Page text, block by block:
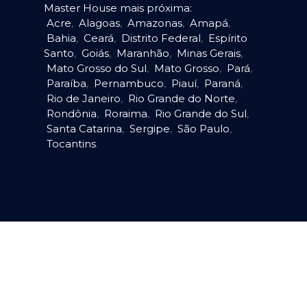
Master House mais próxima:
Acre, Alagoas, Amazonas, Amapá,
Bahia, Ceará, Distrito Federal, Espírito
Santo, Goiás, Maranhão, Minas Gerais,
Mato Grosso do Sul, Mato Grosso, Pará,
Paraíba, Pernambuco, Piauí, Paraná,
Rio de Janeiro, Rio Grande do Norte,
Rondônia, Roraima, Rio Grande do Sul,
Santa Catarina, Sergipe, São Paulo,
Tocantins.